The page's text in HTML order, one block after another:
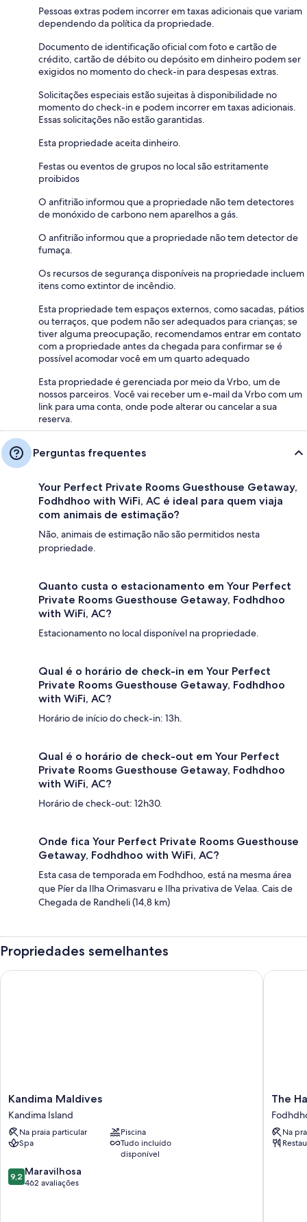
Pessoas extras podem incorrer em taxas adicionais que variam
dependendo da política da propriedade.
Documento de identificação oficial com foto e cartão de
crédito, cartão de débito ou depósito em dinheiro podem ser
exigidos no momento do check-in para despesas extras.
Solicitações especiais estão sujeitas à disponibilidade no
momento do check-in e podem incorrer em taxas adicionais.
Essas solicitações não estão garantidas.
Esta propriedade aceita dinheiro.
Festas ou eventos de grupos no local são estritamente
proibidos
O anfitrião informou que a propriedade não tem detectores
de monóxido de carbono nem aparelhos a gás.
O anfitrião informou que a propriedade não tem detector de
fumaça.
Os recursos de segurança disponíveis na propriedade incluem
itens como extintor de incêndio.
Esta propriedade tem espaços externos, como sacadas, pátios
ou terraços, que podem não ser adequados para crianças; se
tiver alguma preocupação, recomendamos entrar em contato
com a propriedade antes da chegada para confirmar se é
possível acomodar você em um quarto adequado
Esta propriedade é gerenciada por meio da Vrbo, um de
nossos parceiros. Você vai receber um e-mail da Vrbo com um
link para uma conta, onde pode alterar ou cancelar a sua
reserva.
Perguntas frequentes
Your Perfect Private Rooms Guesthouse Getaway,
Fodhdhoo with WiFi, AC é ideal para quem viaja
com animais de estimação?
Não, animais de estimação não são permitidos nesta
propriedade.
Quanto custa o estacionamento em Your Perfect
Private Rooms Guesthouse Getaway, Fodhdhoo
with WiFi, AC?
Estacionamento no local disponível na propriedade.
Qual é o horário de check-in em Your Perfect
Private Rooms Guesthouse Getaway, Fodhdhoo
with WiFi, AC?
Horário de início do check-in: 13h.
Qual é o horário de check-out em Your Perfect
Private Rooms Guesthouse Getaway, Fodhdhoo
with WiFi, AC?
Horário de check-out: 12h30.
Onde fica Your Perfect Private Rooms Guesthouse
Getaway, Fodhdhoo with WiFi, AC?
Esta casa de temporada em Fodhdhoo, está na mesma área
que Píer da Ilha Orimasvaru e Ilha privativa de Velaa. Cais de
Chegada de Randheli (14,8 km)
Propriedades semelhantes
Kandima
Maldives
Kandima
Island
Kandima Maldives
Kandima Island
Na praia particular
Piscina
Spa
Tudo incluído
disponível
9.2
de
9,2 Maravilhosa
462 avaliações
Kandima Maldives
The
Sun
Suites
The
Na
The